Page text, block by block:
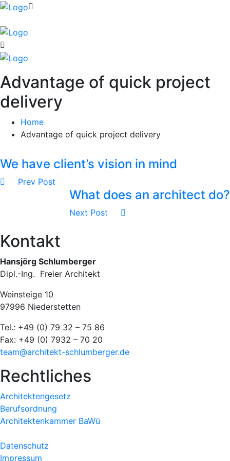
Advantage of quick project
delivery
Home
Advantage of quick project delivery
We have client’s vision in mind
Prev Post
What does an architect do?
Next Post
Kontakt
Hansjörg Schlumberger
Dipl.-Ing. Freier Architekt
Weinsteige 10
97996 Niederstetten
Tel.: +49 (0) 79 32 – 75 86
Fax: +49 (0) 7932 – 70 20
team@architekt-schlumberger.de
Rechtliches
Architektengesetz
Berufsordnung
Architektenkammer BaWü
Datenschutz
Impressum